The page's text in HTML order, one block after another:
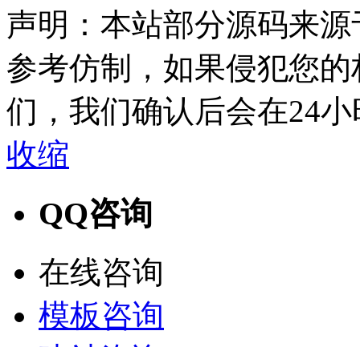
声明：本站部分源码来
参考仿制，如果侵犯您
们，我们确认后会在24
收缩
QQ咨询
在线咨询
模板咨询